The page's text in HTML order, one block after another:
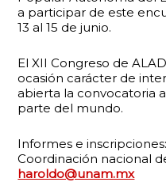
a participar de este
13 al 15 de junio.
El XII Congreso de
ocasión carácter de
abierta la convocatoria
parte del mundo.
Informes e
Coordinación nacional
haroldo@unam.mx